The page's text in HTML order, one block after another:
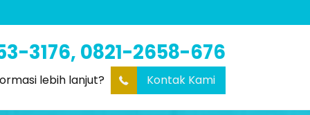
3176, 0821-2658-676
lebih lanjut? Kontak Kami